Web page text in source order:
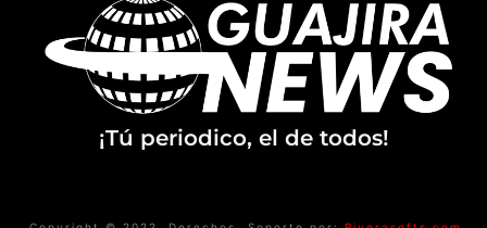
¡Tú periodico, el de todos!